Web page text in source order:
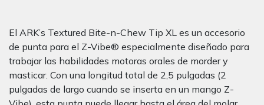
El ARK’s Textured Bite-n-Chew Tip XL es un accesorio
de punta para el Z-Vibe® especialmente diseñado para
trabajar las habilidades motoras orales de morder y
masticar. Con una longitud total de 2,5 pulgadas (2
pulgadas de largo cuando se inserta en un mango Z-